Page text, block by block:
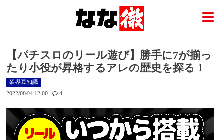
【パチスロのリール遊び】勝手に7が揃っ
たり小役が昇格するアレの歴史を探る！
業界豆知識
2022/08/04 12:00
4